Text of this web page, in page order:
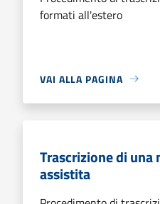
formati all'estero
VAI ALLA PAGINA
Trascrizione di una
assistita